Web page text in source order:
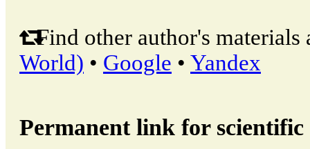
Find other author's materials
World) • Google • Yandex
Permanent link for